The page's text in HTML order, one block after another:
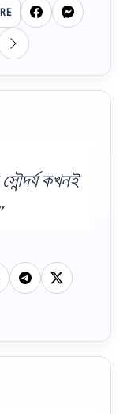
কখনই